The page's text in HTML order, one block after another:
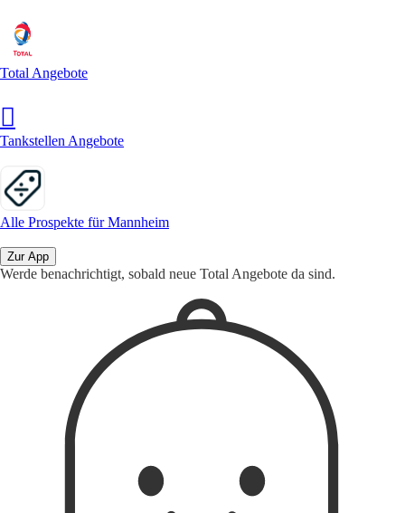
Total Angebote
Tankstellen Angebote
Alle Prospekte für Mannheim
Zur App
Werde benachrichtigt, sobald neue Total Angebote da sind.